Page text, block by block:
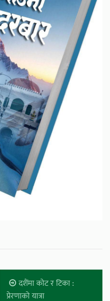
दशैंमा कोट र टिका :
प्रेरणाको यात्रा